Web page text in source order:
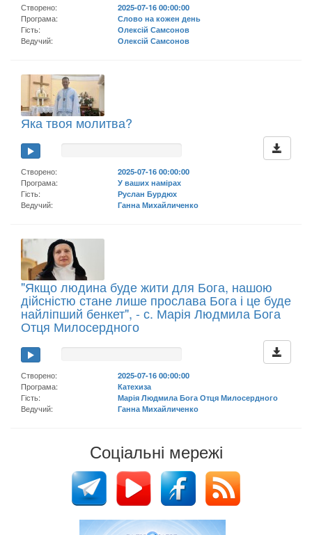
Створено:
2025-07-16 00:00:00
Програма:
Слово на кожен день
Гість:
Олексій Самсонов
Ведучий:
Олексій Самсонов
Яка твоя молитва?
Створено:
2025-07-16 00:00:00
Програма:
У ваших намірах
Гість:
Руслан Бурдюх
Ведучий:
Ганна Михайличенко
"Якщо людина буде жити для Бога, нашою
дійсністю стане лише прослава Бога і це буде
найліпший бенкет", - с. Марія Людмила Бога
Отця Милосердного
Створено:
2025-07-16 00:00:00
Програма:
Катехиза
Гість:
Марія Людмила Бога Отця Милосердного
Ведучий:
Ганна Михайличенко
Соціальні мережі